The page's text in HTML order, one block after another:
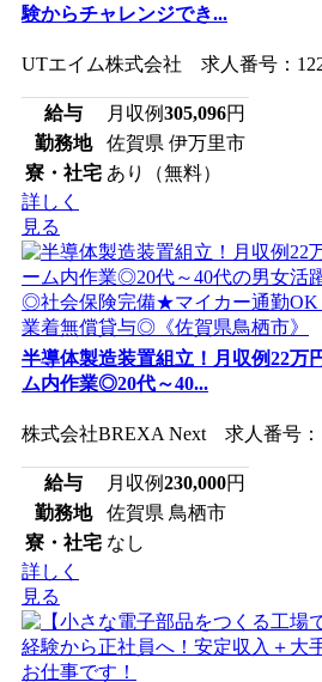
験からチャレンジでき...
UTエイム株式会社 求人番号：
給与 月収例305,096円
勤務地
佐賀県 伊万里市
寮・社宅 あり（無料）
詳しく
見る
半導体製造装置組立！月収例22
ム内作業◎20代～40...
株式会社BREXA Next 求人番号：
給与 月収例230,000円
勤務地
佐賀県 鳥栖市
寮・社宅 なし
詳しく
見る